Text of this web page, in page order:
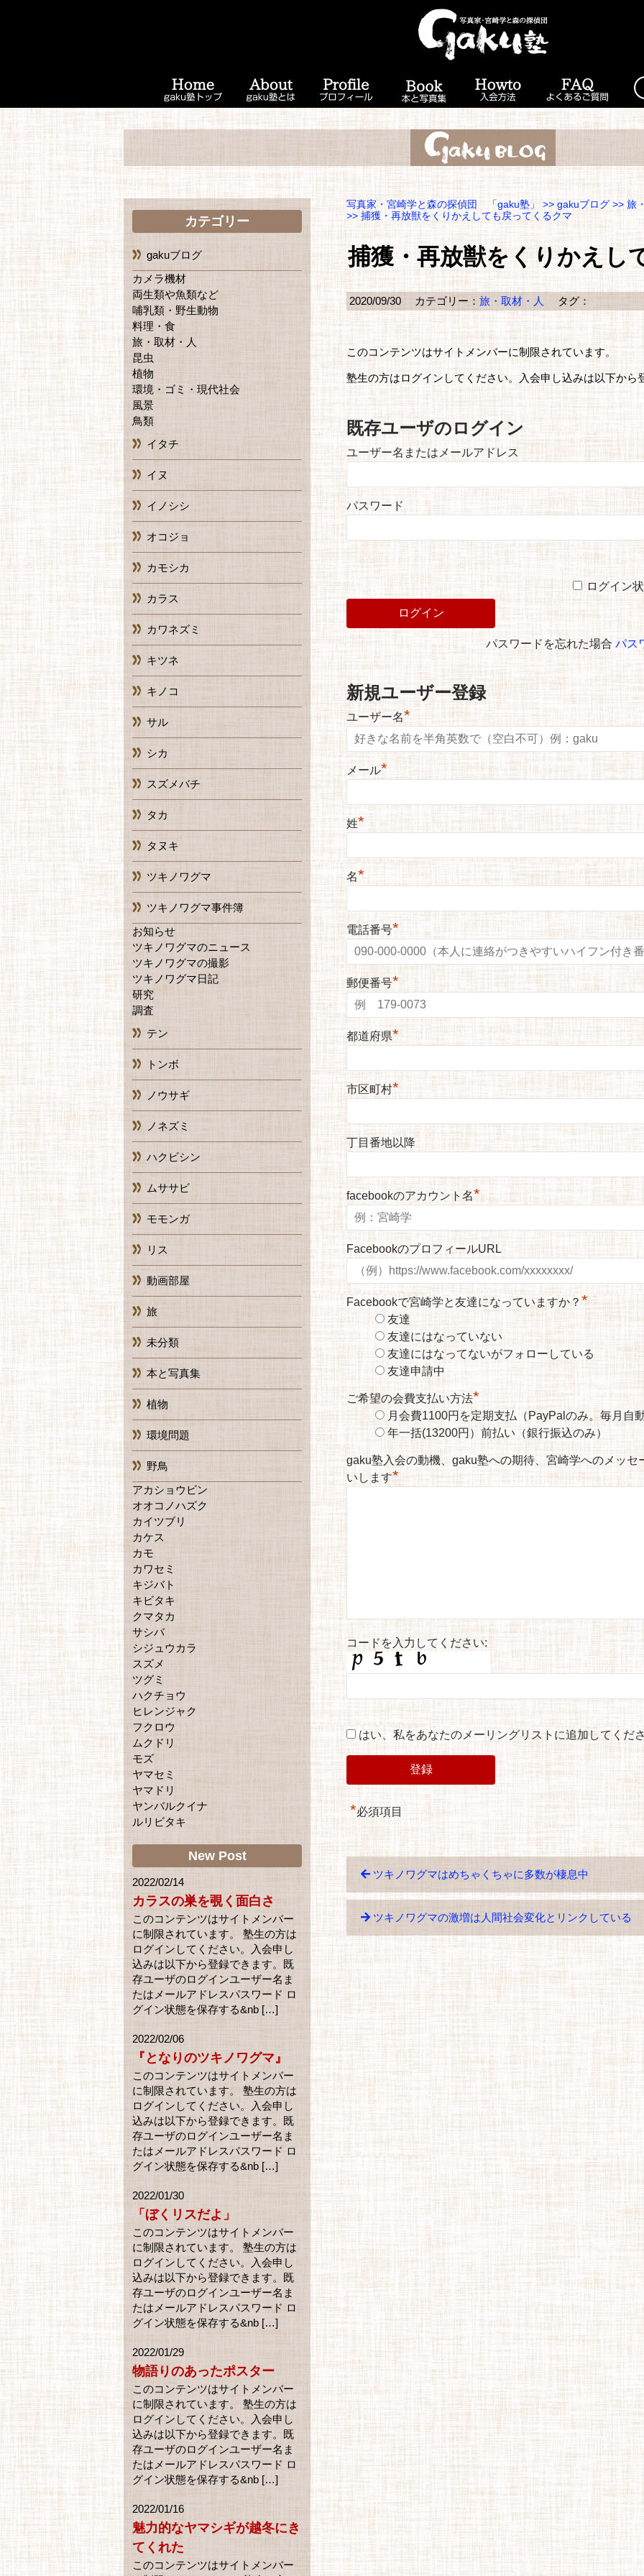
写真家・宮崎学と森の探偵団 「gaku塾」 >> gakuブログ >> 旅
>> 捕獲・再放獣をくりかえしても戻ってくるクマ
捕獲・再放獣をくりかえし
2020/09/30 カテゴリー： 旅・取材・人 タグ：
このコンテンツはサイトメンバーに制限されています。
塾生の方はログインしてください。入会申し込みは以下から
既存ユーザのログイン
ユーザー名またはメールアドレス
パスワード
ログイン
パスワードを忘れた場合 パス
新規ユーザー登録
ユーザー名*
メール*
姓*
名*
電話番号*
郵便番号*
都道府県*
市区町村*
丁目番地以降
facebookのアカウント名*
FacebookのプロフィールURL
Facebookで宮崎学と友達になっていますか？ *
友達
友達にはなっていない
友達にはなってないがフォローしている
友達申請中
ご希望の会費支払い方法*
月会費1100円を定期支払（PayPalのみ。毎月自
年一括(13200円）前払い（銀行振込のみ）
gaku塾入会の動機、gaku塾への期待、宮崎学へのメッセ
いします*
コードを入力してください:
はい、私をあなたのメーリングリストに追加してくだ
*必須項目
ツキノワグマはめちゃくちゃに多数が棲息中
ツキノワグマの激増は人間社会変化とリンクしている
カテゴリー
gakuブログ
カメラ機材
両生類や魚類など
哺乳類・野生動物
料理・食
旅・取材・人
昆虫
植物
環境・ゴミ・現代社会
風景
鳥類
イタチ
イヌ
イノシシ
オコジョ
カモシカ
カラス
カワネズミ
キツネ
キノコ
サル
シカ
スズメバチ
タカ
タヌキ
ツキノワグマ
ツキノワグマ事件簿
お知らせ
ツキノワグマのニュース
ツキノワグマの撮影
ツキノワグマ日記
研究
調査
テン
トンボ
ノウサギ
ノネズミ
ハクビシン
ムササビ
モモンガ
リス
動画部屋
旅
未分類
本と写真集
植物
環境問題
野鳥
アカショウビン
オオコノハズク
カイツブリ
カケス
カモ
カワセミ
キジバト
キビタキ
クマタカ
サシバ
シジュウカラ
スズメ
ツグミ
ハクチョウ
ヒレンジャク
フクロウ
ムクドリ
モズ
ヤマセミ
ヤマドリ
ヤンバルクイナ
ルリビタキ
New Post
2022/02/14
カラスの巣を覗く面白さ
このコンテンツはサイトメンバー
に制限されています。 塾生の方は
ログインしてください。入会申し
込みは以下から登録できます。既
存ユーザのログインユーザー名ま
たはメールアドレスパスワード ロ
グイン状態を保存する&nb […]
2022/02/06
『となりのツキノワグマ』
このコンテンツはサイトメンバー
に制限されています。 塾生の方は
ログインしてください。入会申し
込みは以下から登録できます。既
存ユーザのログインユーザー名ま
たはメールアドレスパスワード ロ
グイン状態を保存する&nb […]
2022/01/30
「ぼくリスだよ」
このコンテンツはサイトメンバー
に制限されています。 塾生の方は
ログインしてください。入会申し
込みは以下から登録できます。既
存ユーザのログインユーザー名ま
たはメールアドレスパスワード ロ
グイン状態を保存する&nb […]
2022/01/29
物語りのあったポスター
このコンテンツはサイトメンバー
に制限されています。 塾生の方は
ログインしてください。入会申し
込みは以下から登録できます。既
存ユーザのログインユーザー名ま
たはメールアドレスパスワード ロ
グイン状態を保存する&nb […]
2022/01/16
魅力的なヤマシギが越冬にき
てくれた
このコンテンツはサイトメンバー